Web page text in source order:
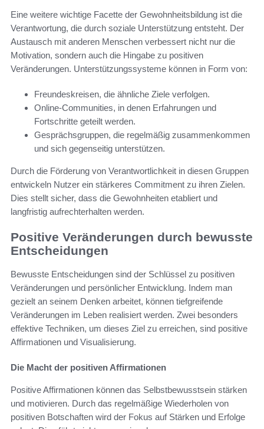
Eine weitere wichtige Facette der Gewohnheitsbildung ist die
Verantwortung, die durch soziale Unterstützung entsteht. Der
Austausch mit anderen Menschen verbessert nicht nur die
Motivation, sondern auch die Hingabe zu positiven
Veränderungen. Unterstützungssysteme können in Form von:
Freundeskreisen, die ähnliche Ziele verfolgen.
Online-Communities, in denen Erfahrungen und
Fortschritte geteilt werden.
Gesprächsgruppen, die regelmäßig zusammenkommen
und sich gegenseitig unterstützen.
Durch die Förderung von Verantwortlichkeit in diesen Gruppen
entwickeln Nutzer ein stärkeres Commitment zu ihren Zielen.
Dies stellt sicher, dass die Gewohnheiten etabliert und
langfristig aufrechterhalten werden.
Positive Veränderungen durch bewusste
Entscheidungen
Bewusste Entscheidungen sind der Schlüssel zu positiven
Veränderungen und persönlicher Entwicklung. Indem man
gezielt an seinem Denken arbeitet, können tiefgreifende
Veränderungen im Leben realisiert werden. Zwei besonders
effektive Techniken, um dieses Ziel zu erreichen, sind positive
Affirmationen und Visualisierung.
Die Macht der positiven Affirmationen
Positive Affirmationen können das Selbstbewusstsein stärken
und motivieren. Durch das regelmäßige Wiederholen von
positiven Botschaften wird der Fokus auf Stärken und Erfolge